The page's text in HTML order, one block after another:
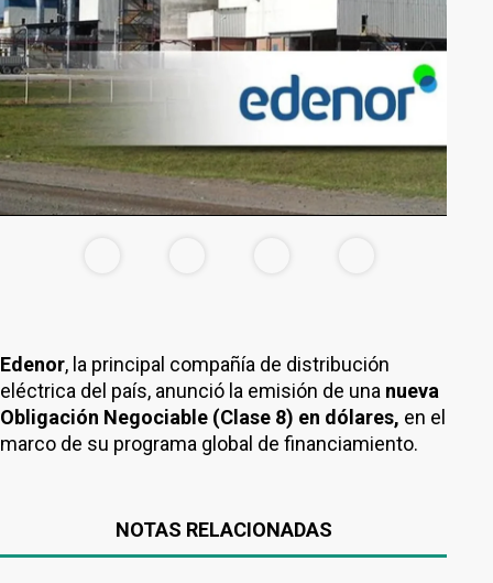
Edenor, la principal compañía de distribución
eléctrica del país, anunció la emisión de una nueva
Obligación Negociable (Clase 8) en dólares, en el
marco de su programa global de financiamiento.
NOTAS RELACIONADAS